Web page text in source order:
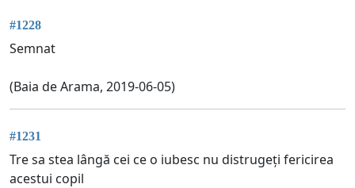
#1228
Semnat
(Baia de Arama, 2019-06-05)
#1231
Tre sa stea lângă cei ce o iubesc nu distrugeți fericirea
acestui copil